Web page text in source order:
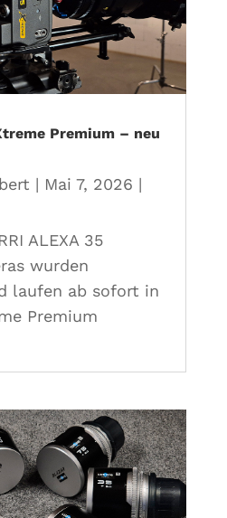
Premium – neu
| Mai 7, 2026 |
ALEXA 35
wurden
laufen ab sofort in
Premium